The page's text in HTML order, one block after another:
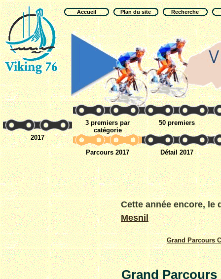
Accueil Plan du site Recherche
2017
3 premiers par
catégorie
50 premiers
Parcours 2017 Détail 2017
Cette année encore, le
Mesnil
Grand Parcours
GrandParcours